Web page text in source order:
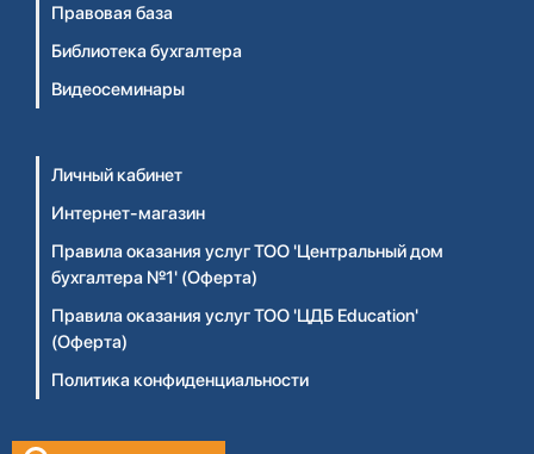
Правовая база
Библиотека бухгалтера
Видеосеминары
Личный кабинет
Интернет-магазин
Правила оказания услуг ТОО 'Центральный дом
бухгалтера №1' (Оферта)
Правила оказания услуг ТОО 'ЦДБ Education'
(Оферта)
Политика конфиденциальности